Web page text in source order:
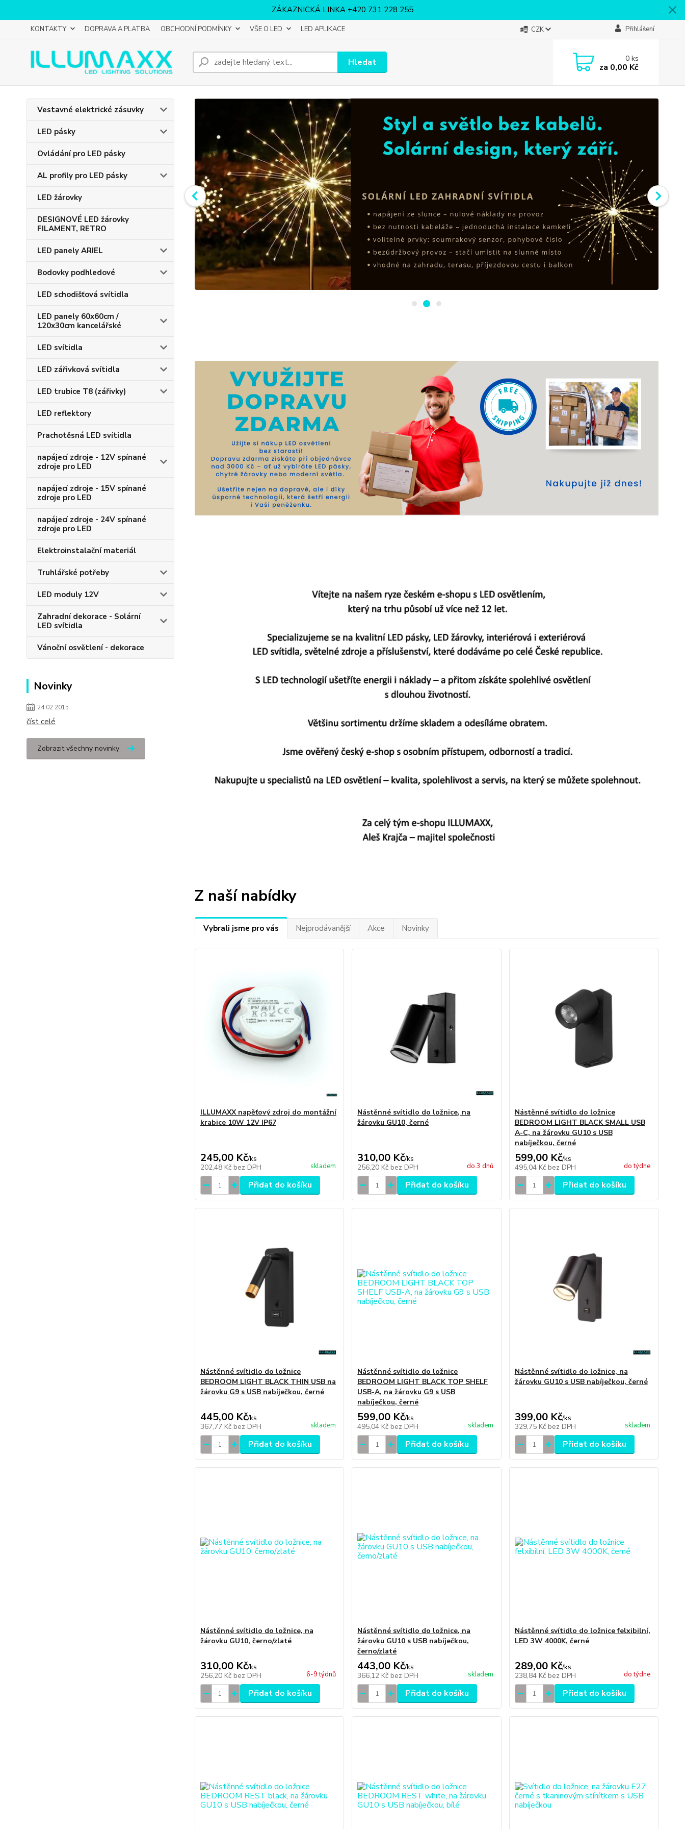
ZÁKAZNICKÁ LINKA +420 731 228 255
KONTAKTY DOPRAVA A PLATBA OBCHODNÍ PODMÍNKY VŠE O LED LED APLIKACE CZK Přihlášení
Hledat 0ks
za 0,00 Kč
Vestavné elektrické zásuvky
LED pásky
Ovládání pro LED pásky
AL profily pro LED pásky
LED žárovky
DESIGNOVÉ LED žárovky
FILAMENT, RETRO
LED panely ARIEL
Bodovky podhledové
LED schodišťová svítidla
LED panely 60x60cm /
120x30cm kancelářské
LED svítidla
LED zářivková svítidla
LED trubice T8 (zářivky)
LED reflektory
Prachotěsná LED svítidla
napájecí zdroje - 12V spínané
zdroje pro LED
napájecí zdroje - 15V spínané
zdroje pro LED
napájecí zdroje - 24V spínané
zdroje pro LED
Elektroinstalační materiál
Truhlářské potřeby
LED moduly 12V
Zahradní dekorace - Solární
LED svítidla
Vánoční osvětlení - dekorace
Novinky
24.02.2015
číst celé
Zobrazit všechny novinky
Z naší nabídky
Vybrali jsme pro vás Nejprodávanější Akce Novinky
ILLUMAXX napěťový zdroj do montážní
krabice 10W 12V IP67
245,00 Kč/ks
202,48 Kč bez DPH skladem
Přidat do košíku
Nástěnné svítidlo do ložnice, na
žárovku GU10, černé
310,00 Kč/ks
256,20 Kč bez DPH do 3 dnů
Přidat do košíku
Nástěnné svítidlo do ložnice
BEDROOM LIGHT BLACK SMALL USB
A-C, na žárovku GU10 s USB
nabíječkou, černé
599,00 Kč/ks
495,04 Kč bez DPH do týdne
Přidat do košíku
Nástěnné svítidlo do ložnice
BEDROOM LIGHT BLACK THIN USB na
žárovku G9 s USB nabíječkou, černé
445,00 Kč/ks
367,77 Kč bez DPH skladem
Přidat do košíku
Nástěnné svítidlo do ložnice
BEDROOM LIGHT BLACK TOP SHELF
USB-A, na žárovku G9 s USB
nabíječkou, černé
599,00 Kč/ks
495,04 Kč bez DPH skladem
Přidat do košíku
Nástěnné svítidlo do ložnice, na
žárovku GU10 s USB nabíječkou, černé
399,00 Kč/ks
329,75 Kč bez DPH skladem
Přidat do košíku
Nástěnné svítidlo do ložnice, na
žárovku GU10, černo/zlaté
310,00 Kč/ks
256,20 Kč bez DPH 6-9 týdnů
Přidat do košíku
Nástěnné svítidlo do ložnice, na
žárovku GU10 s USB nabíječkou,
černo/zlaté
443,00 Kč/ks
366,12 Kč bez DPH skladem
Přidat do košíku
Nástěnné svítidlo do ložnice felxibilní,
LED 3W 4000K, černé
289,00 Kč/ks
238,84 Kč bez DPH do týdne
Přidat do košíku